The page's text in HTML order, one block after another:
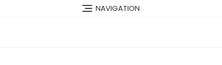
NAVIGATION